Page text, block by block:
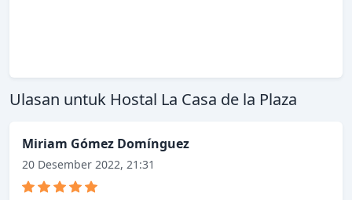
Ulasan untuk Hostal La Casa de la Plaza
Miriam Gómez Domínguez
20 Desember 2022, 21:31